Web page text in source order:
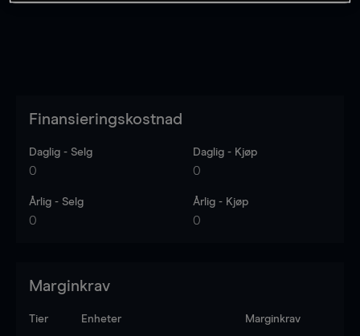
Finansieringskostnad
Daglig - Selg
0
Daglig - Kjøp
0
Årlig - Selg
0
Årlig - Kjøp
0
Marginkrav
Tier Enheter Marginkrav